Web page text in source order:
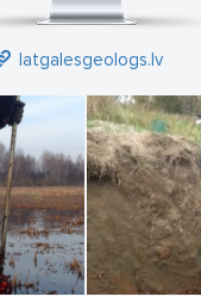
latgalesgeologs.lv